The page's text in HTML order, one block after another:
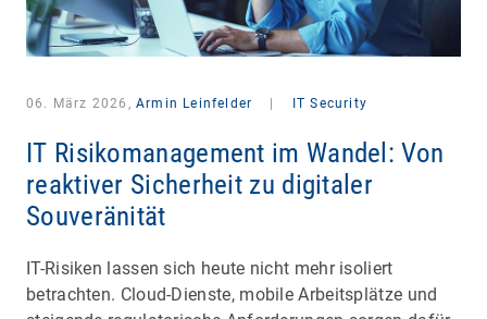
06. März 2026, Armin Leinfelder IT Security
IT Risikomanagement im Wandel: Von
reaktiver Sicherheit zu digitaler
Souveränität
IT-Risiken lassen sich heute nicht mehr isoliert
betrachten. Cloud-Dienste, mobile Arbeitsplätze und